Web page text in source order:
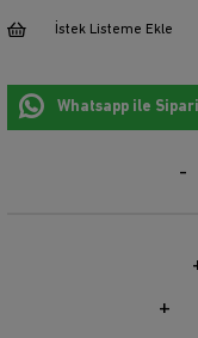
İstek Listeme Ekle
Whatsapp ile